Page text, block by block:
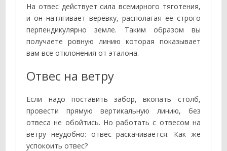
На отвес действует сила всемирного тяготения,
и он натягивает верёвку, располагая её строго
перпендикулярно земле. Таким образом вы
получаете ровную линию которая показывает
вам все отклонения от эталона.
Отвес на ветру
Если надо поставить забор, вкопать столб,
провести прямую вертикальную линию, без
отвеса не обойтись. Но работать с отвесом на
ветру неудобно: отвес раскачивается. Как же
успокоить отвес?